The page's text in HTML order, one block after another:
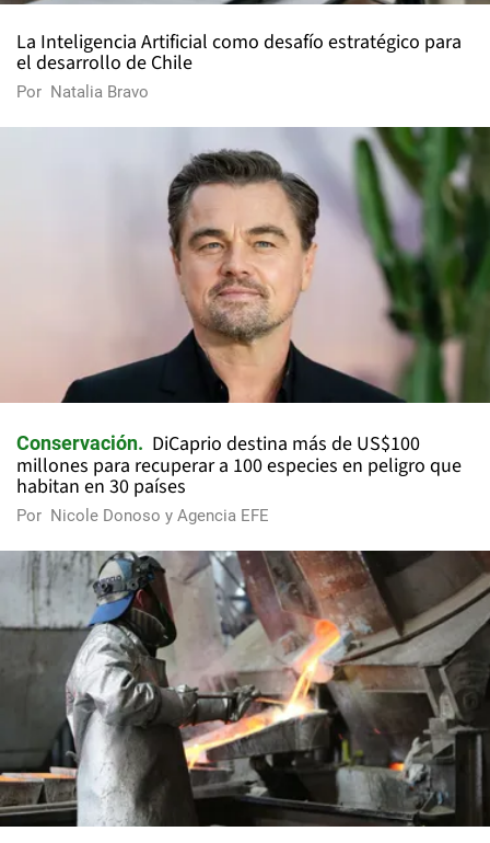
La Inteligencia Artificial como desafío estratégico para
el desarrollo de Chile
Por Natalia Bravo
Conservación
DiCaprio destina más de US$100
millones para recuperar a 100 especies en peligro que
habitan en 30 países
Por Nicole Donoso y Agencia EFE